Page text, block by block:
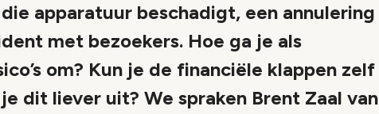
apparatuur beschadigt, een annulering
met bezoekers. Hoe ga je als
om? Kun je de financiële klappen zelf
dit liever uit? We spraken Brent Zaal van